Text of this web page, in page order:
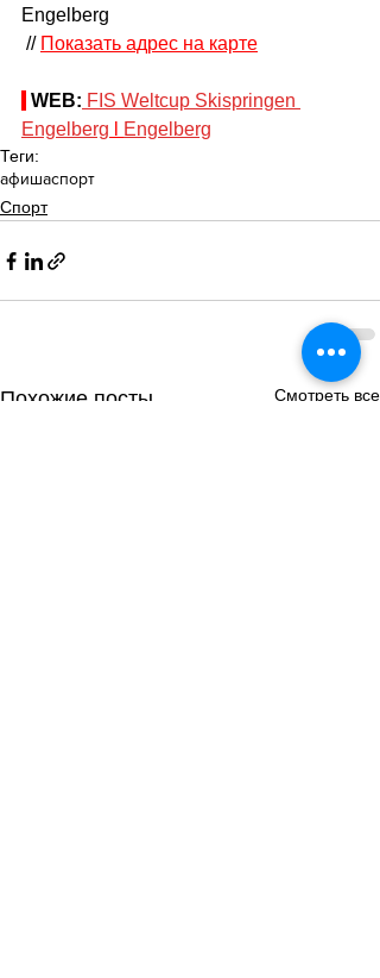
Engelberg
// Показать адрес на карте
WEB: FIS Weltcup Skispringen
Engelberg
Engelberg
Теги:
афишаспорт
Спорт
Похожие посты Смотреть все